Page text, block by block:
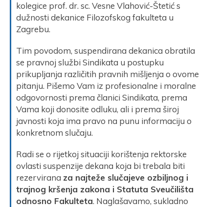
kolegice prof. dr. sc. Vesne Vlahović-Štetić s
dužnosti dekanice Filozofskog fakulteta u
Zagrebu.
Tim povodom, suspendirana dekanica obratila
se pravnoj službi Sindikata u postupku
prikupljanja različitih pravnih mišljenja o ovome
pitanju. Pišemo Vam iz profesionalne i moralne
odgovornosti prema članici Sindikata, prema
Vama koji donosite odluku, ali i prema široj
javnosti koja ima pravo na punu informaciju o
konkretnom slučaju.
Radi se o rijetkoj situaciji korištenja rektorske
ovlasti suspenzije dekana koja bi trebala biti
rezervirana za najteže slučajeve ozbiljnog i
trajnog kršenja zakona i Statuta Sveučilišta
odnosno Fakulteta. Naglašavamo, sukladno